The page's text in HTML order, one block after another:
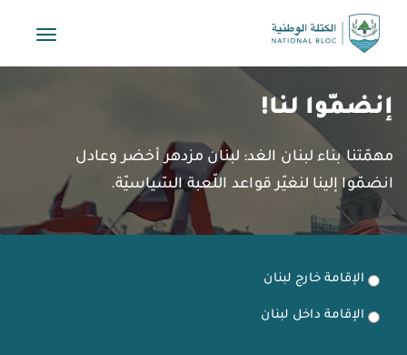
Toggle
إنضمّوا لنا!
مهمّتنا بناء لبنان الغد: لبنان مزدهر أخضر وعادل
انضمّوا إلينا لنغيّر قواعد اللّعبة السّياسيّة.
الإقامة خارج لبنان
الإقامة داخل لبنان